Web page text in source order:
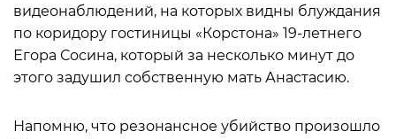
видеонаблюдений, на которых видны блуждания
по коридору гостиницы «Корстона» 19-летнего
Егора Сосина, который за несколько минут до
этого задушил собственную мать Анастасию.
Напомню, что резонансное убийство произошло